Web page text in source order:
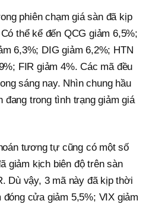
phiên chạm giá sàn đã kịp
thể kể đến QCG giảm 6,5%;
6,3%; DIG giảm 6,2%; HTN
FIR giảm 4%. Các mã đều
sáng nay. Nhìn chung hầu
đang trong tình trạng giảm giá
tương tự cũng có một số
giảm kịch biên độ trên sàn
Dù vậy, 3 mã này đã kịp thời
cửa giảm 5,5%; VIX giảm